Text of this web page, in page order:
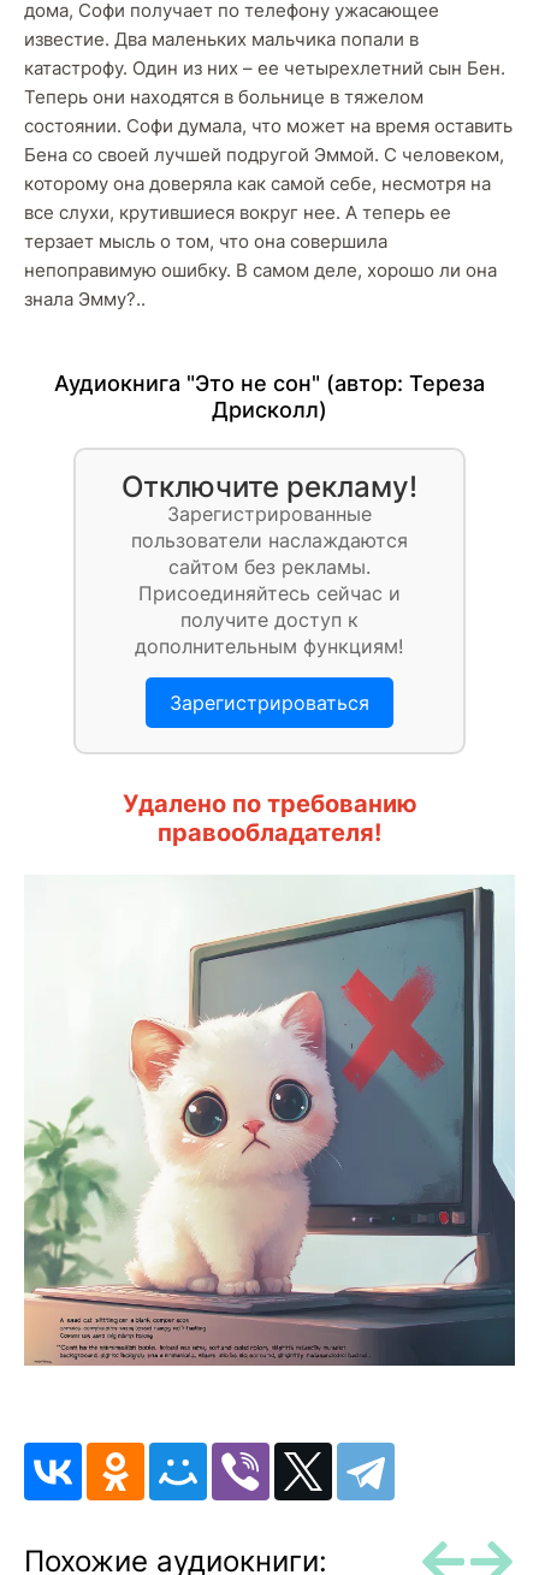
дома, Софи получает по телефону ужасающее
известие. Два маленьких мальчика попали в
катастрофу. Один из них – ее четырехлетний сын Бен.
Теперь они находятся в больнице в тяжелом
состоянии. Софи думала, что может на время оставить
Бена со своей лучшей подругой Эммой. С человеком,
которому она доверяла как самой себе, несмотря на
все слухи, крутившиеся вокруг нее. А теперь ее
терзает мысль о том, что она совершила
непоправимую ошибку. В самом деле, хорошо ли она
знала Эмму?..
Аудиокнига "Это не сон" (автор: Тереза
Дрисколл)
Отключите рекламу!
Зарегистрированные
пользователи наслаждаются
сайтом без рекламы.
Присоединяйтесь сейчас и
получите доступ к
дополнительным функциям!
Зарегистрироваться
Удалено по требованию
правообладателя!
Похожие аудиокниги: